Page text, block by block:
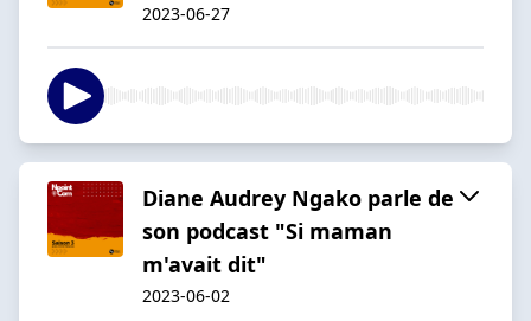
2023-06-27
Diane Audrey Ngako parle de
son podcast "Si maman
m'avait dit"
2023-06-02